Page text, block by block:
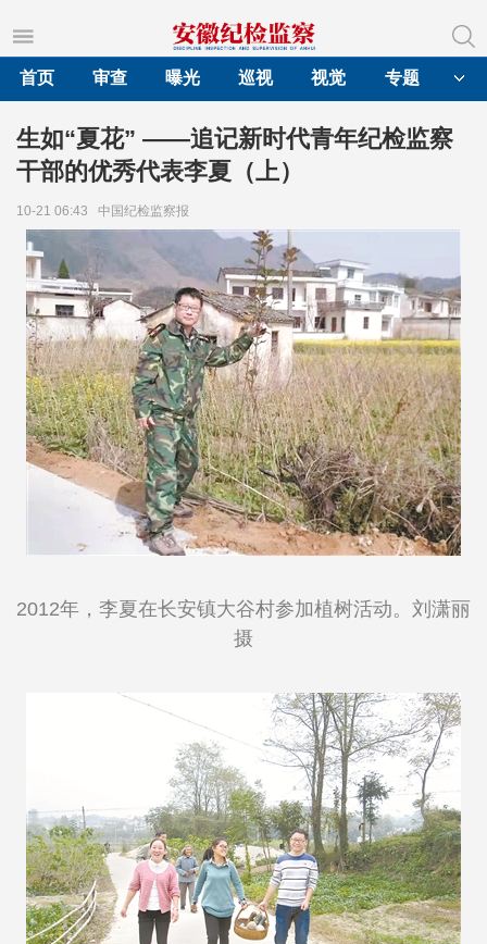
首页
审查 曝光 巡视 视觉 专题
生如“夏花” ——追记新时代青年纪检监察
干部的优秀代表李夏（上）
10-21 06:43 中国纪检监察报
2012年，李夏在长安镇大谷村参加植树活动。刘潇丽
摄